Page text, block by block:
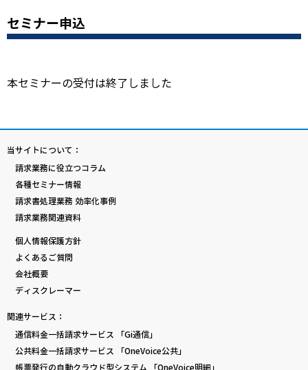
セミナー申込
本セミナーの受付は終了しました
当サイトについて：
請求業務に役立つコラム
各種セミナー情報
請求書処理業務 効率化事例
請求業務関連資料
個人情報保護方針
よくあるご質問
会社概要
ディスクレーマー
関連サービス：
通信料金一括請求サービス 「Gi通信」
公共料金一括請求サービス 「OneVoice公共」
帳票発行の自動クラウド型システム 「OneVoice明細」